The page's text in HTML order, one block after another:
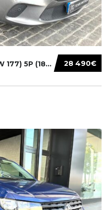
28 490€
MERCEDES BENZ CLASE A (W 177) 5P (18-) 2020....